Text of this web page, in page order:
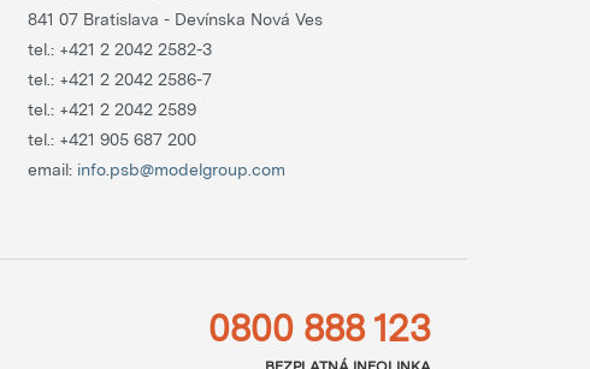
841 07 Bratislava - Devínska Nová Ves
tel.: +421 2 2042 2582-3
tel.: +421 2 2042 2586-7
tel.: +421 2 2042 2589
tel.: +421 905 687 200
email: info.psb@modelgroup.com
0800 888 123